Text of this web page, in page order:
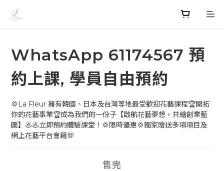
WhatsApp 61174567 預
約上課, 學員自由預約
💢La Fleur 擁有韓國、日本及台灣等地最受歡迎花藝課程🏆開拓
你的花藝事業🏆成為我們的一份子【啟航花藝夢想，共繪創業藍
圖】♨️♨️立即預約體驗課堂！💢限時優惠💢獨家贈送多項項目及
網上花藝平台會籍💯
售完